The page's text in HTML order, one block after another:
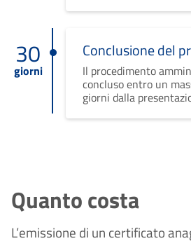
30
giorni
Conclusione del
Il procedimento
concluso entro un
giorni dalla
Quanto costa
L’emissione di un certificato